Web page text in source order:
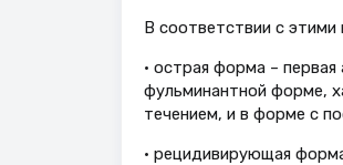
В соответствии с
• острая форма –
фульминантной форме,
течением, и в форме с
• рецидивирующая